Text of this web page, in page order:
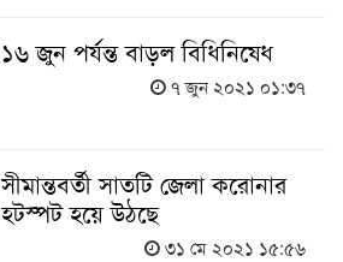
১৬ জুন পর্যন্ত বাড়ল বিধিনিষেধ
৭ জুন ২০২১ ০১:৩৭
সীমান্তবর্তী সাতটি জেলা করোনার
হটস্পট হয়ে উঠছে
৩১ মে ২০২১ ১৫:৫৬